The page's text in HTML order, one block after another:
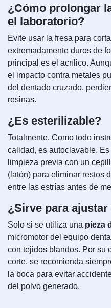
¿Cómo prolongar
el laboratorio?
Evite usar la fresa para
extremadamente duros de
principal es el acrílico.
el impacto contra metales
del dentado cruzado,
resinas.
¿Es esterilizable?
Totalmente. Como todo
calidad, es autoclavable.
limpieza previa con un
(latón) para eliminar restos
entre las estrías antes de
¿Sirve para
Solo si se utiliza una pieza
micromotor del equipo
con tejidos blandos. Por su
corte, se recomienda
la boca para evitar
del polvo generado.